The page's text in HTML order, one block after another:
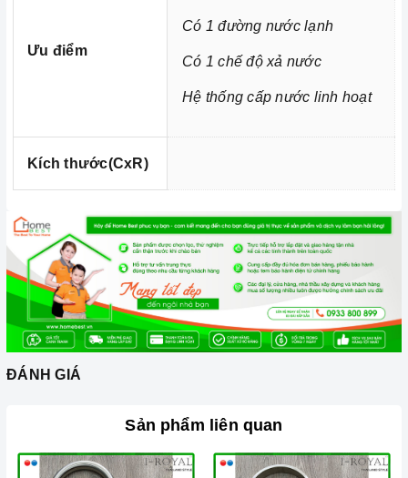
Ưu điểm
Có 1 đường nước lạnh
Có 1 chế độ xả nước
Hệ thống cấp nước linh hoạt
Kích thước(CxR)
ĐÁNH GIÁ
Sản phẩm liên quan